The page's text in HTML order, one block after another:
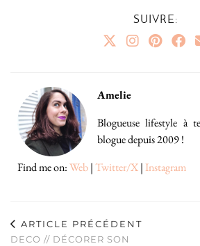
SUIVRE:
Amelie
Blogueuse lifestyle à
blogue depuis 2009 !
Find me on:Web|Twitter/X| Instagram
ARTICLE PRÉCÉDENT
DECO // DÉCORER SON